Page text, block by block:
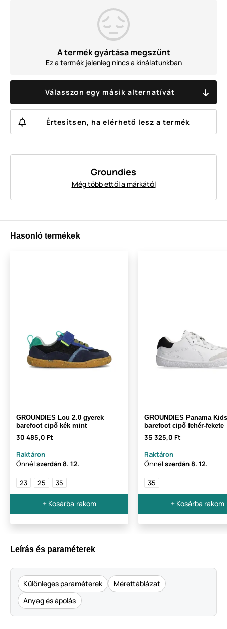
A termék gyártása megszűnt
Ez a termék jelenleg nincs a kínálatunkban
Válasszon egy másik alternatívát
Értesítsen, ha elérhető lesz a termék
Groundies
Még több ettől a márkától
Hasonló termékek
GROUNDIES Lou 2.0 gyerek
barefoot cipő kék mint
30 485,0 Ft
Raktáron
Önnélszerdán8. 12.
23 25 35
+ Kosárba rakom
GROUNDIES Panama
barefoot cipő fehér-fekete
35 325,0 Ft
Raktáron
Önnélszerdán8. 12.
35
+ Kosárba rakom
Leírás és paraméterek
Különleges paraméterek
Mérettáblázat
Anyag és ápolás